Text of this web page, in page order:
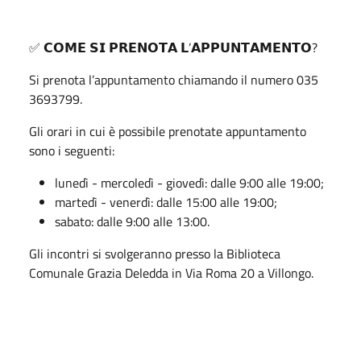
✅️ 𝗖𝗢𝗠𝗘 𝗦𝗜 𝗣𝗥𝗘𝗡𝗢𝗧𝗔 𝗟’𝗔𝗣𝗣𝗨𝗡𝗧𝗔𝗠𝗘𝗡𝗧𝗢?
Si prenota l’appuntamento chiamando il numero 035
3693799.
Gli orari in cui è possibile prenotate appuntamento
sono i seguenti:
lunedì - mercoledì - giovedì: dalle 9:00 alle 19:00;
martedì - venerdì: dalle 15:00 alle 19:00;
sabato: dalle 9:00 alle 13:00.
Gli incontri si svolgeranno presso la Biblioteca
Comunale Grazia Deledda in Via Roma 20 a Villongo.